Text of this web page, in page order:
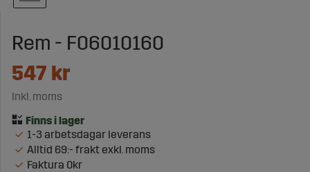
Rem - F06010160
547 kr
Inkl. moms
1-3 arbetsdagar leverans
Alltid 69:- frakt exkl. moms
Faktura 0kr